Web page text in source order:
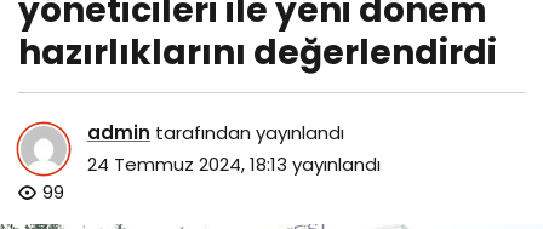
yöneticileri ile yeni dönem
hazırlıklarını değerlendirdi
admin tarafından yayınlandı
24 Temmuz 2024, 18:13 yayınlandı
99